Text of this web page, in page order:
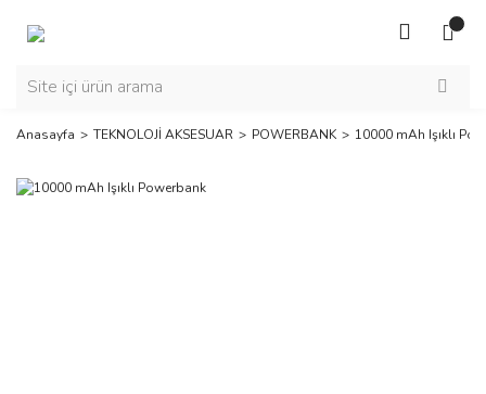
Anasayfa TEKNOLOJİ AKSESUAR POWERBANK 10000 mAh Işıklı